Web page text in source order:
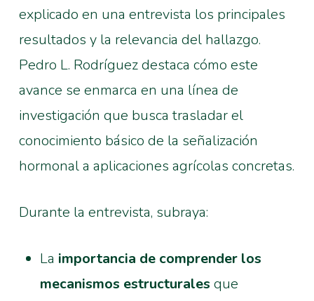
explicado en una entrevista los principales
resultados y la relevancia del hallazgo.
Pedro L. Rodríguez destaca cómo este
avance se enmarca en una línea de
investigación que busca trasladar el
conocimiento básico de la señalización
hormonal a aplicaciones agrícolas concretas.
Durante la entrevista, subraya:
La importancia de comprender los
mecanismos estructurales que